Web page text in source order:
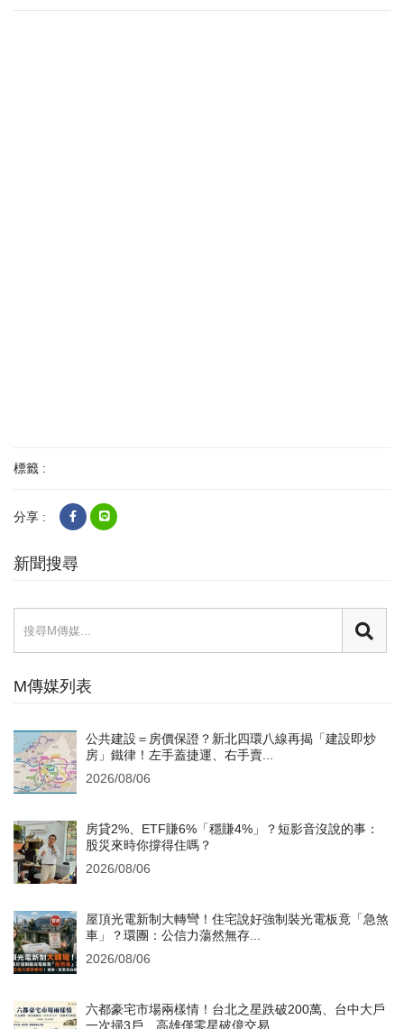
新聞搜尋
M傳媒列表
公共建設＝房價保證？新北四環八線再揭「建設即炒
房」鐵律！左手蓋捷運、右手賣...
2026/08/06
房貸2%、ETF賺6%「穩賺4%」？短影音沒說的事：
股災來時你撐得住嗎？
2026/08/06
屋頂光電新制大轉彎！住宅說好強制裝光電板竟「急煞
車」？環團：公信力蕩然無存...
2026/08/06
六都豪宅市場兩樣情！台北之星跌破200萬、台中大戶
一次掃3戶 高雄僅零星破億交易
標籤 :
分享 :